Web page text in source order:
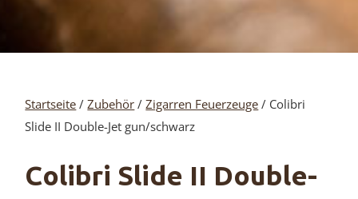
Startseite /Zubehör /Zigarren Feuerzeuge / Colibri
Slide II Double-Jet gun/schwarz
Colibri Slide II Double-